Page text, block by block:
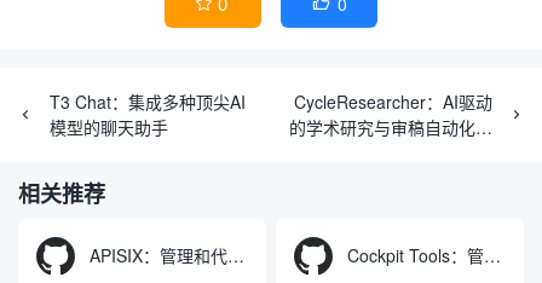
T3 Chat：集成多种顶尖AI
模型的聊天助手
CycleResearcher：AI驱动
的学术研究与审稿自动化工
相关推荐
APISIX：管理和代理API及大模型流量的高性能网关 Cockpit Tools：管理多个AI编程IDE账号与配置多开独立实例的本地桌面应用